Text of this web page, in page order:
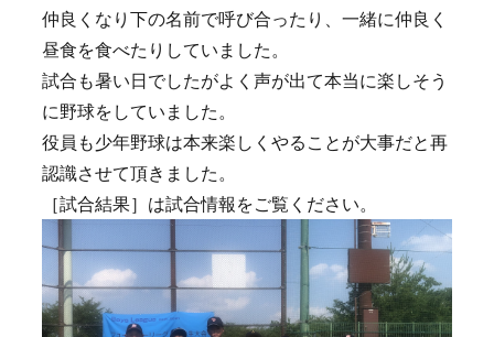
仲良くなり下の名前で呼び合ったり、一緒に仲良く
昼食を食べたりしていました。
試合も暑い日でしたがよく声が出て本当に楽しそう
に野球をしていました。
役員も少年野球は本来楽しくやることが大事だと再
認識させて頂きました。
［試合結果］は試合情報をご覧ください。